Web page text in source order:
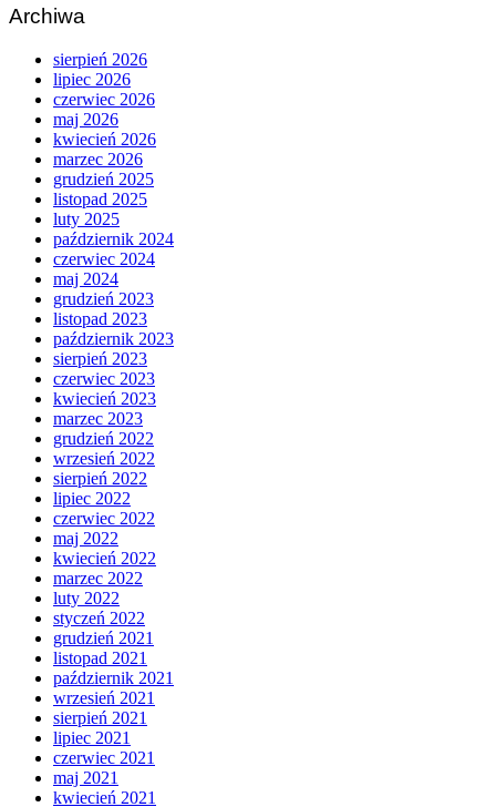
Archiwa
sierpień 2026
lipiec 2026
czerwiec 2026
maj 2026
kwiecień 2026
marzec 2026
grudzień 2025
listopad 2025
luty 2025
październik 2024
czerwiec 2024
maj 2024
grudzień 2023
listopad 2023
październik 2023
sierpień 2023
czerwiec 2023
kwiecień 2023
marzec 2023
grudzień 2022
wrzesień 2022
sierpień 2022
lipiec 2022
czerwiec 2022
maj 2022
kwiecień 2022
marzec 2022
luty 2022
styczeń 2022
grudzień 2021
listopad 2021
październik 2021
wrzesień 2021
sierpień 2021
lipiec 2021
czerwiec 2021
maj 2021
kwiecień 2021